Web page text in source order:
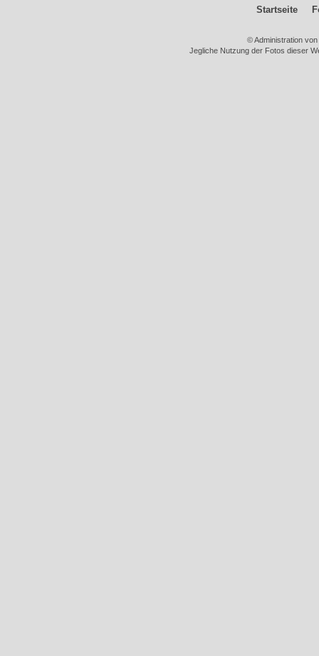
Startseite
© Administration
Jegliche Nutzung der Fotos dieser